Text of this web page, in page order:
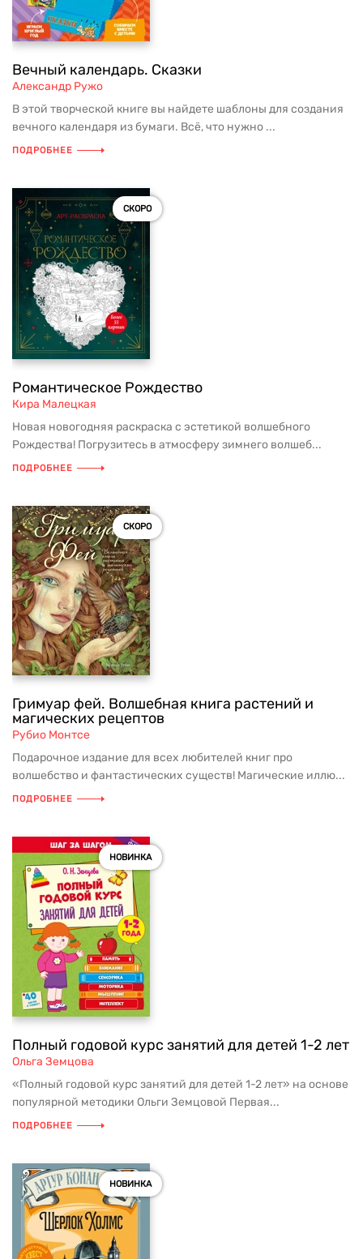
Вечный календарь. Сказки
Александр Ружо
В этой творческой книге вы найдете шаблоны для создания
вечного календаря из бумаги. Всё, что нужно ...
ПОДРОБНЕЕ
СКОРО
Романтическое Рождество
Кира Малецкая
Новая новогодняя раскраска с эстетикой волшебного
Рождества! Погрузитесь в атмосферу зимнего волшеб...
ПОДРОБНЕЕ
СКОРО
Гримуар фей. Волшебная книга растений и
магических рецептов
Рубио Монтсе
Подарочное издание для всех любителей книг про
волшебство и фантастических существ! Магические иллю...
ПОДРОБНЕЕ
НОВИНКА
Полный годовой курс занятий для детей 1-2 лет
Ольга Земцова
«Полный годовой курс занятий для детей 1-2 лет» на основе
популярной методики Ольги Земцовой Первая...
ПОДРОБНЕЕ
НОВИНКА